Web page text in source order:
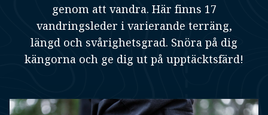
genom att vandra. Här finns 17
vandringsleder i varierande terräng,
längd och svårighetsgrad. Snöra på dig
kängorna och ge dig ut på upptäcktsfärd!